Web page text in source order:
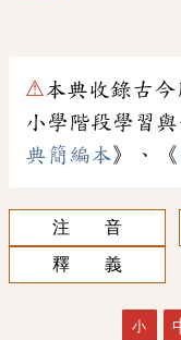
⚠本典收錄古今
小學階段學習
典簡編本》、《
注 音
釋 義
小